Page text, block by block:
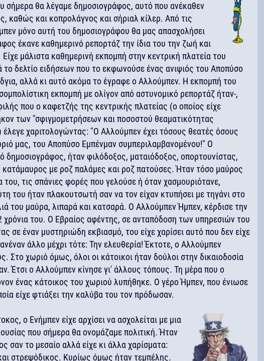
σήμερα θα λέγαμε δημοσιογράφος, αυτό που ανέκαθεν
καθώς και κοπρολάγνος και σήριαλ κίλερ. Από τις
μόνο αυτή του δημοσιογράφου θα μας απασχολήσει
έκανε καθημερινό ρεπορτάζ την ίδια του την ζωή και
Είχε μάλιστα καθημερινή εκπομπή στην κεντρική πλατεία του
δελτίο ειδήσεων που το εκφωνούσε ένας ανιψιός του Αποπύσο
αλλά κι αυτό ακόμα το έγραφε ο Αλλούμπεν. Η εκπομπή του
εκπομπή με ολίγον από αστυνομικό ρεπορτάζ ήταν-,
που ο καφετζής της κεντρικής πλατείας (ο οποίος είχε
των "σφιγμομετρήσεων και ποσοστού θεαματικότητας
χαριτολογώντας: "Ο Αλλούμπεν έχει τόσους θεατές όσους
μας, του Αποπύσο Εμπένμαν συμπεριλαμβανομένου!" Ο
δημοσιογράφος, ήταν φιλόδοξος, ματαιόδοξος, οπορτουνίστας,
με ροζ παλάμες και ροζ πατούσες. Ήταν τόσο μαύρος
του, τις σπάνιες φορές που γελούσε ή όταν χασμουριότανε,
του ήταν πλακουτσωτή σαν να τον είχαν κτυπήσει με τηγάνι στο
του μαύρα, λιπαρά και κατσαρά. Ο Αλλούμπεν Ήμπεν, κέρδισε την
χρόνια του. Ο Εβραίος αφέντης, σε ανταπόδοση των υπηρεσιών του
σε έναν μυστηριώδη εκβιασμό, του είχε χαρίσει αυτό που δεν είχε
άλλο μέχρι τότε: Την ελευθερία! Έκτοτε, ο Αλλούμπεν
Στο χωριό όμως, όλοι οι κάτοικοι ήταν δούλοι στην δικαιοδοσία
Έτσι ο Αλλούμπεν κίνησε γι' άλλους τόπους. Τη μέρα που ο
ένας κάτοικος του χωριού λυπήθηκε. Ο γέρο Ήμπεν, που ένιωσε
είχε φτιάξει την καλύβα του τον πρόδωσαν.
ο Ενήμπεν είχε αρχίσει να ασχολείται με μια
που σήμερα θα ονομάζαμε πολιτική. Ήταν
σαν το μεσαίο αλλά είχε κι άλλα χαρίσματα:
στρεψόδικος. Κυρίως όμως ήταν τεμπέλης.